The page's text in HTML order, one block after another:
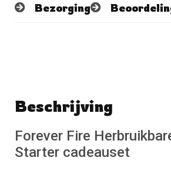
Bezorging
Beschrijving
Forever Fire
Starter cadeauset
No reviews found